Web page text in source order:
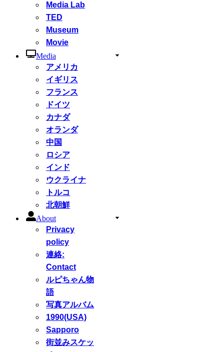
Media Lab
TED
Museum
Movie
Media
アメリカ
イギリス
フランス
ドイツ
カナダ
オランダ
中国
ロシア
インド
ウクライナ
トルコ
北朝鮮
About
Privacy
policy
連絡:
Contact
ルピちゃん物
語
写真アルバム
1990(USA)
Sapporo
街並みスケッ